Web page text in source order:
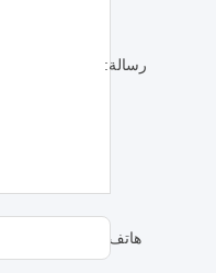
رسالة:
هاتف: